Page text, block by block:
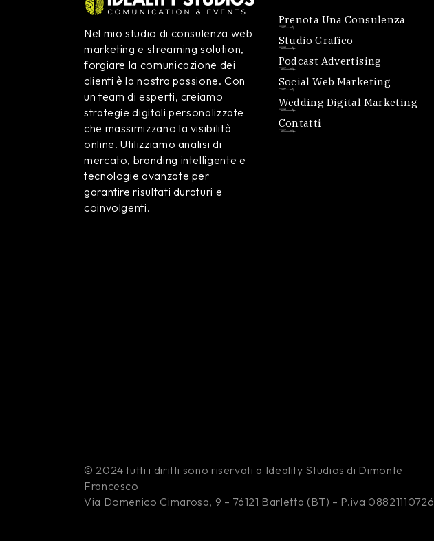
Nel mio studio di consulenza web
marketing e streaming solution,
forgiare la comunicazione dei
clienti è la nostra passione. Con
un team di esperti, creiamo
strategie digitali personalizzate
che massimizzano la visibilità
online. Utilizziamo analisi di
mercato, branding intelligente e
tecnologie avanzate per
garantire risultati duraturi e
coinvolgenti.
Prenota Una Consulenza
Studio Grafico
Podcast Advertising
Social Web Marketing
Wedding Digital Marketing
Contatti
© 2024 tutti i diritti sono riservati a Ideality Studios di Dimonte
Francesco
Via Domenico Cimarosa, 9 – 76121 Barletta (BT) – P.iva 08821110726